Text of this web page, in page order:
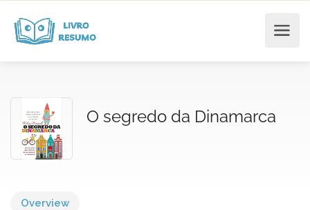
O segredo da Dinamarca
Overview